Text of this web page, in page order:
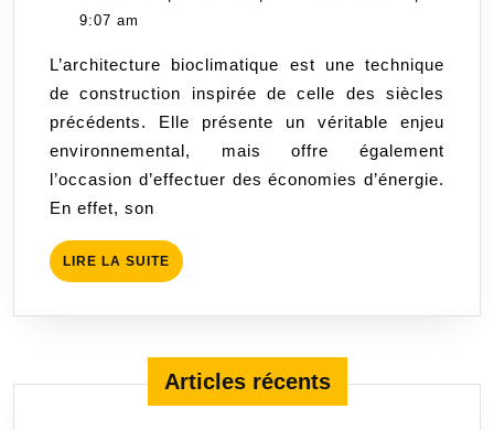
bioclimatique
9:07 am
L’architecture bioclimatique est une technique
de construction inspirée de celle des siècles
précédents. Elle présente un véritable enjeu
environnemental, mais offre également
l’occasion d’effectuer des économies d’énergie.
En effet, son
LIRE LA SUITE LIRE
LA
Articles récents